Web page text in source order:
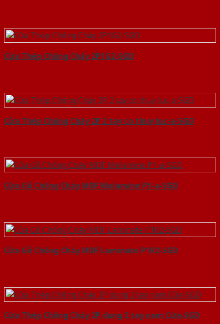
Cửa Thép Chống Cháy 2P1G2-SGD
Cửa Thép Chống Cháy 2P 2 tay co thuy luc-a-SGD
Cửa Gỗ Chống Cháy MDF Melamine P1-a-SGD
Cửa Gỗ Chống Cháy MDF Laminate P1R2-SGD
Cửa Thép Chống Cháy 2P dung 2 tay nam Cửa-SGD